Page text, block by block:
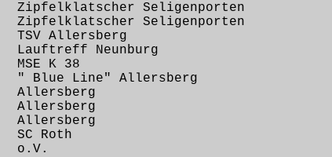
Seligenporten
Seligenporten
Allersberg
Neunburg
K 38
Line" Allersberg
Allersberg
Allersberg
Roth